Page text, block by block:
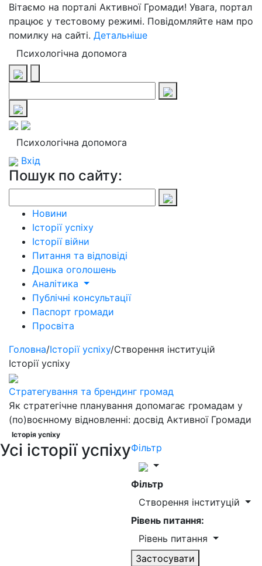
Вітаємо на порталі Активної Громади! Увага, портал
працює у тестовому режимі. Повідомляйте нам про
помилку на сайті. Детальніше
Психологічна допомога
Психологічна допомога
Вхід
Пошук по сайту:
Новини
Історії успіху
Історії війни
Питання та відповіді
Дошка оголошень
Аналітика
Публічні консультації
Паспорт громади
Просвіта
Головна/Історії успіху/Створення інституцій
Історії успіху
Стратегування та брендинг громад
Як стратегічне планування допомагає громадам у
(по)воєнному відновленні: досвід Активної Громади
Історія успіху
Усі історії успіхуФільтр
Фільтр
Створення інституцій
Рівень питання:
Рівень питання
Застосувати